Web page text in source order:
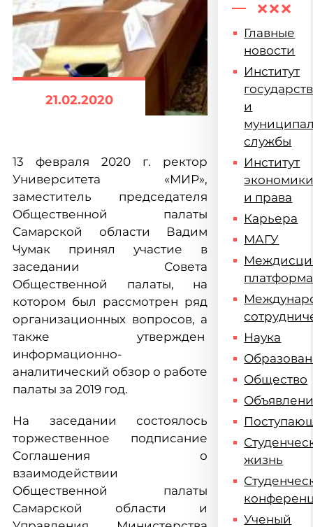
21.02.2020
13 февраля 2020 г. ректор
Университета «МИР»,
заместитель председателя
Общественной палаты
Самарской области Вадим
Чумак принял участие в
заседании Совета
Общественной палаты, на
котором был рассмотрен ряд
организационных вопросов, а
также утвержден
информационно-
аналитический обзор о работе
палаты за 2019 год.
На заседании состоялось
торжественное подписание
Соглашения о
взаимодействии
Общественной палаты
Самарской области и
Главные
новости
Институт
и
службы
Институт
и права
Карьера
МАГУ
платформа
Наука
Общество
жизнь
Ученый